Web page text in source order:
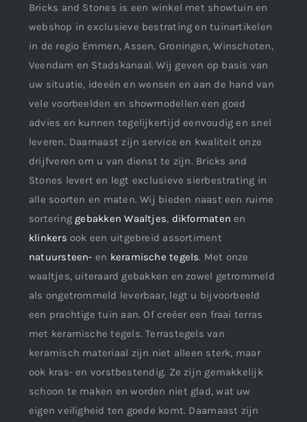
Bricks and Stones is een winkel met showtuin en
webshop in exclusieve bestrating en tuinartikelen
in de regio Emmen, Assen, Groningen, Winschoten,
Veendam en Stadskanaal. Wij geven op basis van
uw situatie, ideeën en wensen en aan de hand van
vele voorbeelden en showmodellen een goed
advies en kunnen tegelijkertijd eenvoudig en snel
leveren. Daarnaast zijn service en kwaliteit onze
drijfveren om u van dienst te zijn. Bricks and
Stones levert en legt exclusieve sierbestrating in
alle soorten en maten. Wij bieden naast een ruime
sortering gebakken Waaltjes, dikformaten en
klinkers ook een uitgebreid assortiment
natuursteen- en keramische tegels. Met onze
waaltjes, uiteraard gebakken en zowel getrommeld
als ongetrommeld leverbaar, legt u bijvoorbeeld
een prachtige tuin aan. Of creëer een fraai terras
met keramische tegels. Terrastegels van
keramisch materiaal zijn niet alleen sterk, maar
ook kras- en vorstbestendig. Ze zijn gemakkelijk
schoon te maken en worden niet glad, wat uw
eigen veiligheid ten goede komt. Daarnaast zijn